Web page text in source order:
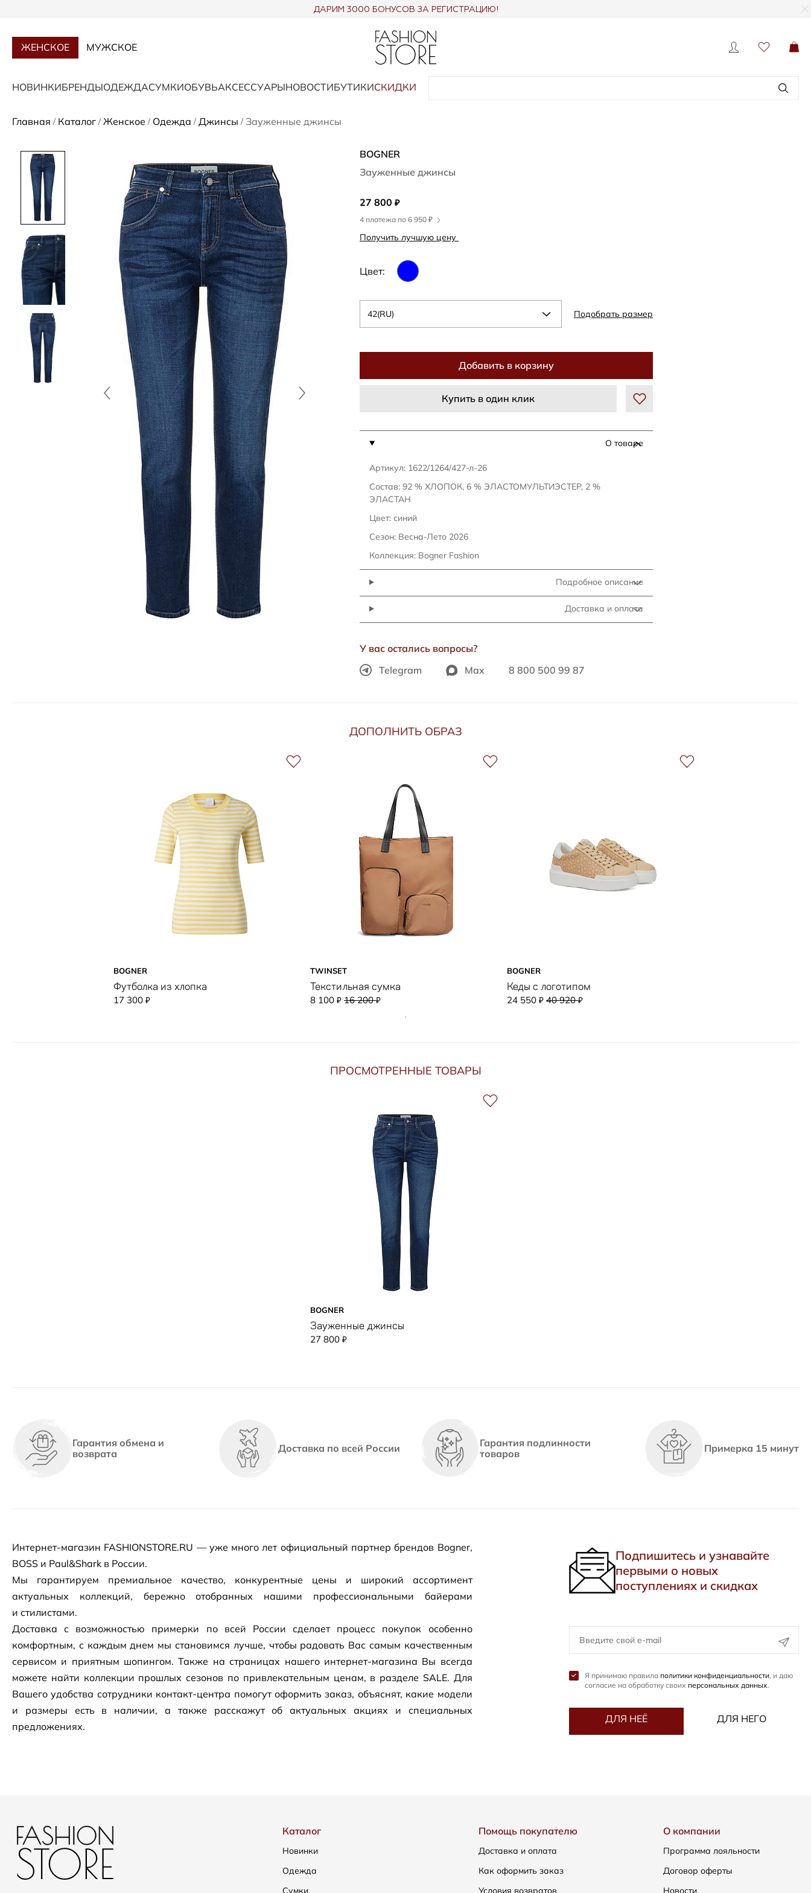
ДАРИМ 3000 БОНУСОВ ЗА РЕГИСТРАЦИЮ!
ЖЕНСКОЕ МУЖСКОЕ
НОВИНКИБРЕНДЫОДЕЖДАСУМКИОБУВЬАКСЕССУАРЫНОВОСТИБУТИКИСКИДКИ
Главная / Каталог / Женское / Одежда / Джинсы / Зауженные джинсы
BOGNER
Зауженные джинсы
27 800 ₽
4 платежа по 6 950 ₽
Получить лучшую цену
Цвет:
42(RU) Подобрать размер
Добавить в корзину
Купить в один клик
О товаре
Артикул: 1622/1264/427-л-26
Состав: 92 % ХЛОПОК, 6 % ЭЛАСТОМУЛЬТИЭСТЕР, 2 %
ЭЛАСТАН
Цвет: синий
Сезон: Весна-Лето 2026
Коллекция: Bogner Fashion
Подробное описание
Доставка и оплата
У вас остались вопросы?
Telegram
Max 8 800 500 99 87
ДОПОЛНИТЬ ОБРАЗ
BOGNER
Футболка из хлопка
17 300 ₽
TWINSET
Текстильная сумка
8 100 ₽ 16 200₽
BOGNER
Кеды с логотипом
24 550 ₽ 40 920₽
ПРОСМОТРЕННЫЕ ТОВАРЫ
BOGNER
Зауженные джинсы
27 800 ₽
Гарантия обмена и
возврата
Доставка по всей России
Гарантия подлинности
товаров
Примерка 15 минут
Интернет-магазин FASHIONSTORE.RU — уже много лет официальный партнер брендов Bogner,
BOSS и Paul&Shark в России.
Мы гарантируем премиальное качество, конкурентные цены и широкий ассортимент
актуальных коллекций, бережно отобранных нашими профессиональными байерами
и стилистами.
Доставка с возможностью примерки по всей России сделает процесс покупок особенно
комфортным, с каждым днем мы становимся лучше, чтобы радовать Вас самым качественным
сервисом и приятным шопингом. Также на страницах нашего интернет-магазина Вы всегда
можете найти коллекции прошлых сезонов по привлекательным ценам, в разделе SALE. Для
Вашего удобства сотрудники контакт-центра помогут оформить заказ, объяснят, какие модели
и размеры есть в наличии, а также расскажут об актуальных акциях и специальных
предложениях.
Подпишитесь и узнавайте
первыми о новых
поступлениях и скидках
Я принимаю правила политики конфиденциальности, и даю
согласие на обработку своих персональных данных.
ДЛЯ НЕЁ ДЛЯ НЕГО
Каталог
Новинки
Одежда
Сумки
Помощь покупателю
Доставка и оплата
Как оформить заказ
Условия возвратов
О компании
Программа лояльности
Договор оферты
Новости